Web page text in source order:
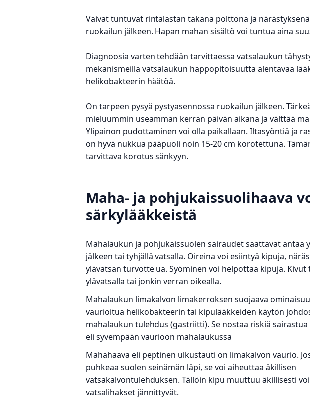
Vaivat tuntuvat rintalastan takana polttona ja
ruokailun jälkeen. Hapan mahan sisältö voi tuntua aina
Diagnoosia varten tehdään tarvittaessa vatsalaukun
mekanismeilla vatsalaukun happopitoisuutta alentavaa
helikobakteerin häätöä.
On tarpeen pysyä pystyasennossa ruokailun jälkeen.
mieluummin useamman kerran päivän aikana ja välttää
Ylipainon pudottaminen voi olla paikallaan. Iltasyöntiä ja
on hyvä nukkua pääpuoli noin 15-20 cm korotettuna.
tarvittava korotus sänkyyn.
Maha- ja pohjukaissuolihaava
särkylääkkeistä
Mahalaukun ja pohjukaissuolen sairaudet saattavat antaa
jälkeen tai tyhjällä vatsalla. Oireina voi esiintyä kipuja,
ylävatsan turvottelua. Syöminen voi helpottaa kipuja.
ylävatsalla tai jonkin verran oikealla.
Mahalaukun limakalvon limakerroksen suojaava
vaurioitua helikobakteerin tai kipulääkkeiden käytön
mahalaukun tulehdus (gastriitti). Se nostaa riskiä sairastua
eli syvempään vaurioon mahalaukussa
Mahahaava eli peptinen ulkustauti on limakalvon vaurio.
puhkeaa suolen seinämän läpi, se voi aiheuttaa äkillisen
vatsakalvontulehduksen. Tällöin kipu muuttuu äkillisesti
vatsalihakset jännittyvät.